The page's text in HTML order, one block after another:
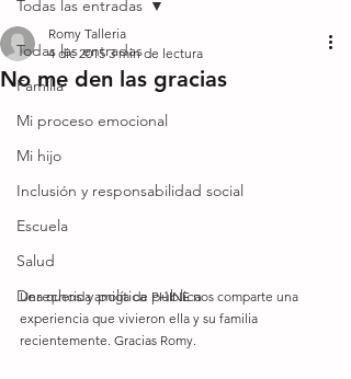
Todas las entradas
Familia
Mi proceso emocional
Mi hijo
Inclusión y responsabilidad social
Escuela
Salud
Derechos y política pública
Todas las entradas
No me den las gracias
Romy Talleria
4 dic 2015 3 min de lectura
Una querida amiga de PHINE nos comparte una
experiencia que vivieron ella y su familia
recientemente. Gracias Romy.